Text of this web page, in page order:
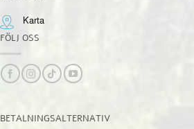
Karta
FÖLJ OSS
BETALNINGSALTERNATIV